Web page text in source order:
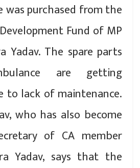
was purchased from the
Fund of MP
Yadav. The spare parts
are getting
to lack of maintenance.
who has also become
of CA member
Yadav, says that the